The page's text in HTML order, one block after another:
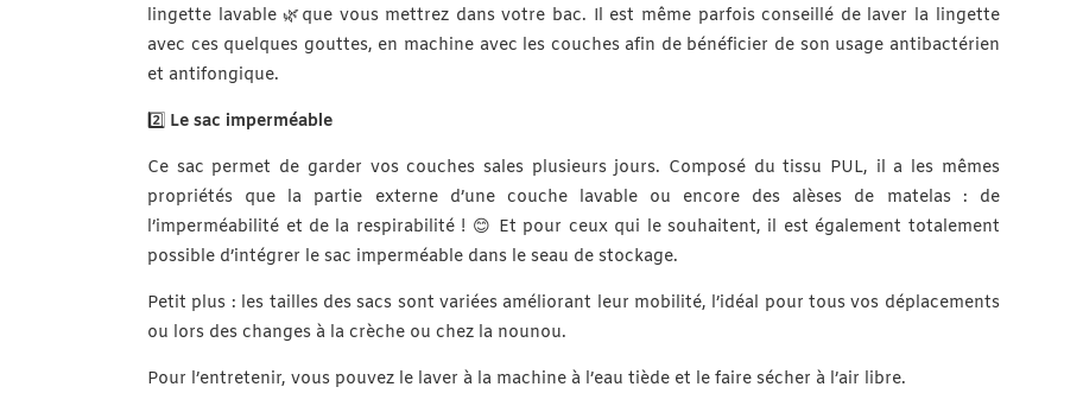
lingette lavable 🌿que vous mettrez dans votre bac. Il est même parfois conseillé de laver la lingette
avec ces quelques gouttes, en machine avec les couches afin de bénéficier de son usage antibactérien
et antifongique.
2️⃣ Le sac imperméable
Ce sac permet de garder vos couches sales plusieurs jours. Composé du tissu PUL, il a les mêmes
propriétés que la partie externe d’une couche lavable ou encore des alèses de matelas : de
l’imperméabilité et de la respirabilité ! 😊 Et pour ceux qui le souhaitent, il est également totalement
possible d’intégrer le sac imperméable dans le seau de stockage.
Petit plus : les tailles des sacs sont variées améliorant leur mobilité, l’idéal pour tous vos déplacements
ou lors des changes à la crèche ou chez la nounou.
Pour l’entretenir, vous pouvez le laver à la machine à l’eau tiède et le faire sécher à l’air libre.